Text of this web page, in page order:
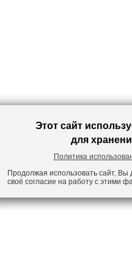
Этот сайт
для
Политика
Продолжая использовать сайт, Вы
своё согласие на работу с этими